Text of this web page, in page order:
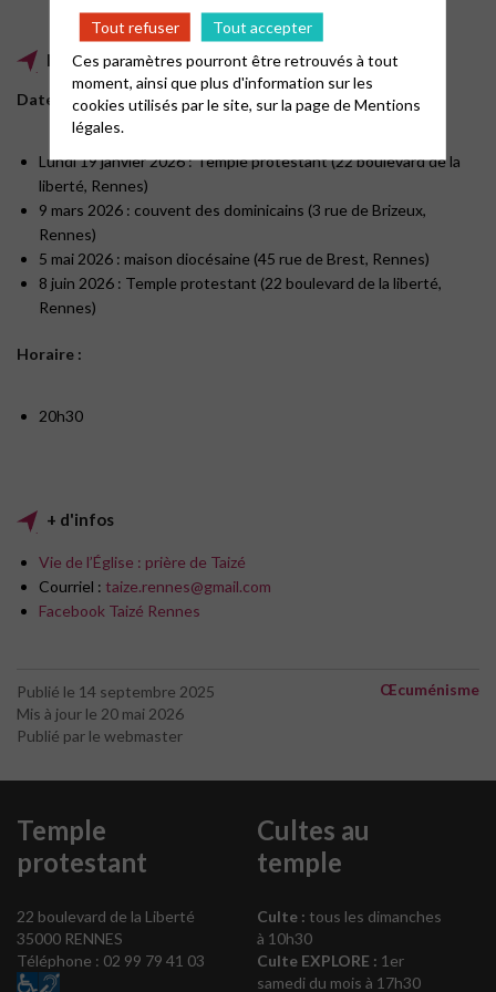
Infos pratiques
Dates et lieux :
Lundi 19 janvier 2026 : Temple protestant (22 boulevard de la
liberté, Rennes)
9 mars 2026 : couvent des dominicains (3 rue de Brizeux,
Rennes)
5 mai 2026 : maison diocésaine (45 rue de Brest, Rennes)
8 juin 2026 : Temple protestant (22 boulevard de la liberté,
Rennes)
Horaire :
20h30
+ d'infos
Vie de l’Église : prière de Taizé
Courriel : taize.rennes@gmail.com
Facebook Taizé Rennes
Publié le 14 septembre 2025
Mis à jour le 20 mai 2026
Publié par le webmaster
Œcuménisme
Temple
protestant
22 boulevard de la Liberté
35000 RENNES
Téléphone : 02 99 79 41 03
Cultes au
temple
Culte : tous les dimanches
à 10h30
Culte EXPLORE : 1er
samedi du mois à 17h30
Tout refuser
Tout accepter
Ces paramètres pourront être retrouvés à tout
moment, ainsi que plus d'information sur les
cookies utilisés par le site, sur la page deMentions
légales.